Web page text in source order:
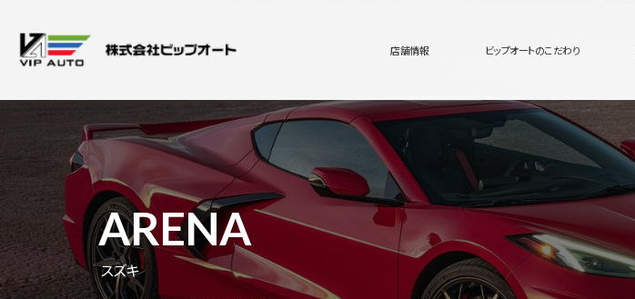
店舗情報 ビップオートのこだわり
ARENA
スズキ